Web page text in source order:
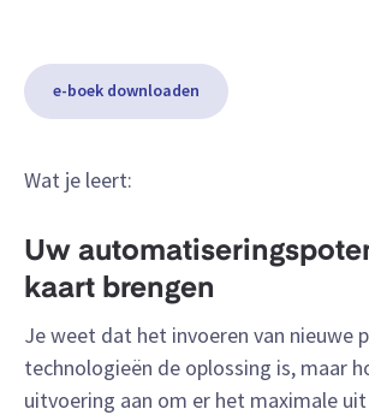
e-boek downloaden
Wat je leert:
Uw
kaart brengen
Je weet dat het invoeren van nieuwe
technologieën de oplossing is, maar
uitvoering aan om er het maximale